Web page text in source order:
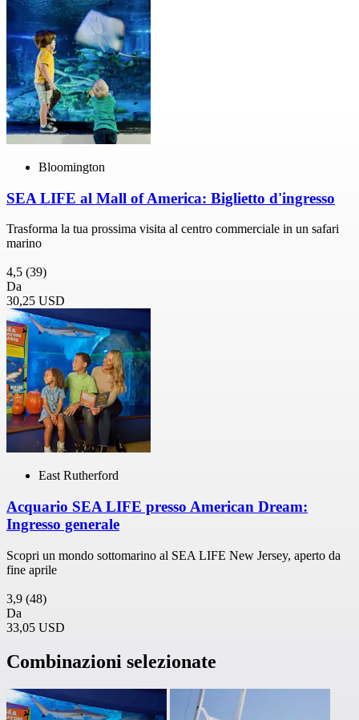
Bloomington
SEA LIFE al Mall of America: Biglietto d'ingresso
Trasforma la tua prossima visita al centro commerciale in un safari
marino
4,5 (39)
Da
30,25 USD
East Rutherford
Acquario SEA LIFE presso American Dream:
Ingresso generale
Scopri un mondo sottomarino al SEA LIFE New Jersey, aperto da
fine aprile
3,9 (48)
Da
33,05 USD
Combinazioni selezionate